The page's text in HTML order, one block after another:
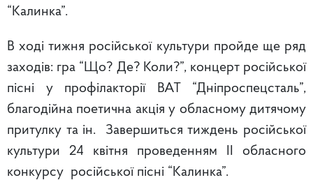
“Калинка”.
В ході тижня російської культури пройде ще ряд
заходів: гра “Що? Де? Коли?”, концерт російської
пісні у профілакторії ВАТ “Дніпроспецсталь”,
благодійна поетична акція у обласному дитячому
притулку та ін. Завершиться тиждень російської
культури 24 квітня проведенням ІІ обласного
конкурсу російської пісні “Калинка”.